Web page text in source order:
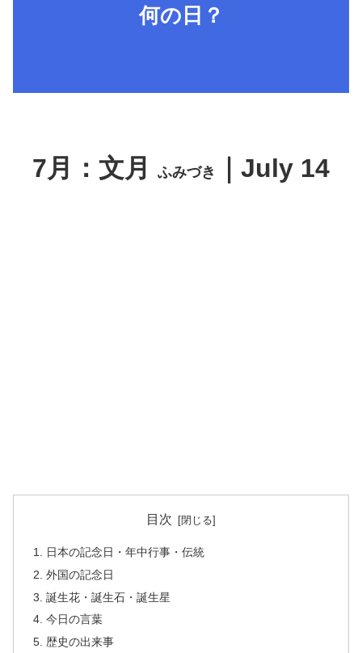
何の日？
7月：文月 ふみづき ｜July 14
目次
日本の記念日・年中行事・伝統
外国の記念日
誕生花・誕生石・誕生星
今日の言葉
歴史の出来事